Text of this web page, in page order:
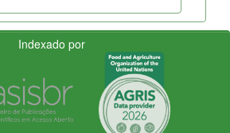
Indexado por